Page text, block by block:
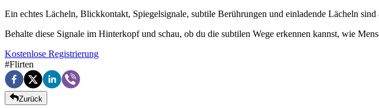
Ein echtes Lächeln, Blickkontakt, Spiegelsignale, subtile Berührungen und einladende Lächeln
Behalte diese Signale im Hinterkopf und schau, ob du die subtilen Wege erkennen kannst, wie
Kostenlose Registrierung
#Flirten
Zurück